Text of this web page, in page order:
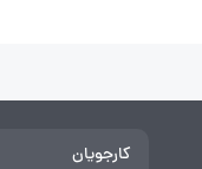
کارجویان